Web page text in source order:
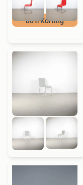
80% Korting